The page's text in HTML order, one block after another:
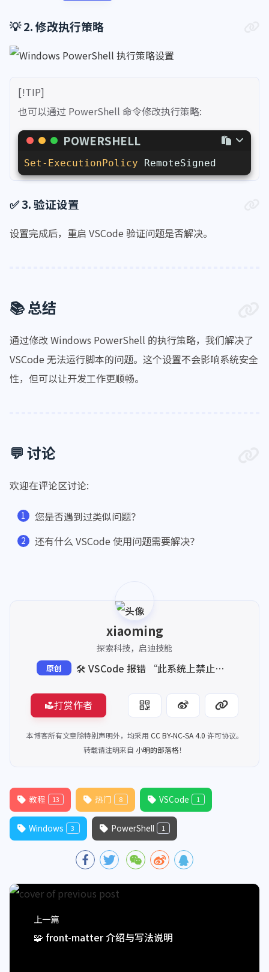
💡 2. 修改执行策略
[!TIP]
也可以通过 PowerShell 命令修改执行策略:
POWERSHELL
Set-ExecutionPolicy RemoteSigned
✅ 3. 验证设置
设置完成后，重启 VSCode 验证问题是否解决。
📚 总结
通过修改 Windows PowerShell 的执行策略，我们解决了
VSCode 无法运行脚本的问题。这个设置不会影响系统安全
性，但可以让开发工作更顺畅。
💬 讨论
欢迎在评论区讨论:
您是否遇到过类似问题？
还有什么 VSCode 使用问题需要解决？
xiaoming
探索科技，启迪技能
原创 🛠️ VSCode 报错 “此系统上禁止运行脚本”
打赏作者
本博客所有文章除特别声明外，均采用 CC BY-NC-SA 4.0 许可协议。
转载请注明来自 小明的部落格！
教程 13 热门 8 VSCode 1
Windows 3 PowerShell 1
上一篇
🧩 front-matter 介绍与写法说明